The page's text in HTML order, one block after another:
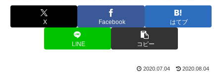
X Facebook はてブ
LINE コピー
2020.07.04 2020.08.04